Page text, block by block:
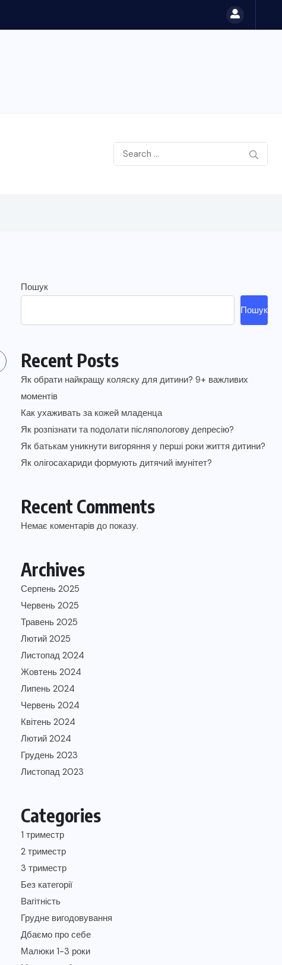
Пошук
Пошук
Recent Posts
Як обрати найкращу коляску для дитини? 9+ важливих
моментів
Как ухаживать за кожей младенца
Як розпізнати та подолати післяпологову депресію?
Як батькам уникнути вигоряння у перші роки життя дитини?
Як олігосахариди формують дитячий імунітет?
Recent Comments
Немає коментарів до показу.
Archives
Серпень 2025
Червень 2025
Травень 2025
Лютий 2025
Листопад 2024
Жовтень 2024
Липень 2024
Червень 2024
Квітень 2024
Лютий 2024
Грудень 2023
Листопад 2023
Categories
1 триместр
2 триместр
3 триместр
Без категорії
Вагітність
Грудне вигодовування
Дбаємо про себе
Малюки 1-3 роки